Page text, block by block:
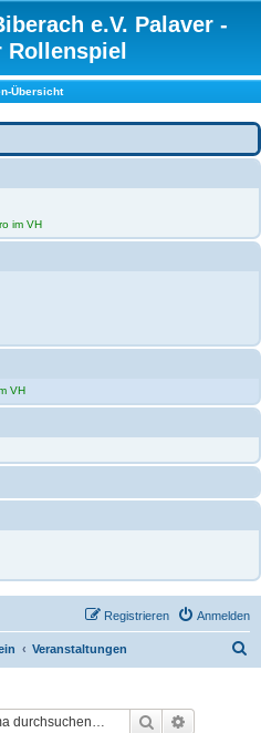
e.V. Palaver -
Rollenspiel
Übersicht
im VH
VH
Anmelden
Registrieren
Veranstaltungen
Suche